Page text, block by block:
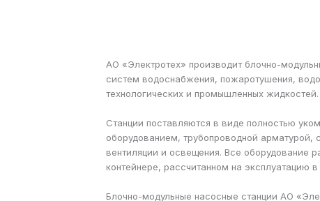
АО «Электротех» производит блочно-
систем водоснабжения, пожаротушения,
технологических и промышленных жидкостей.
Станции поставляются в виде полностью
оборудованием, трубопроводной арматурой,
вентиляции и освещения. Все оборудование
контейнере, рассчитанном на эксплуатацию
Блочно-модульные насосные станции АО